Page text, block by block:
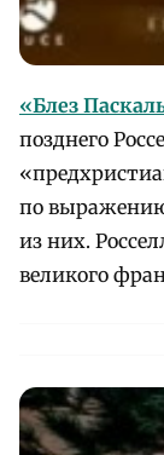
«Блез
позднего
по
из них.
великого